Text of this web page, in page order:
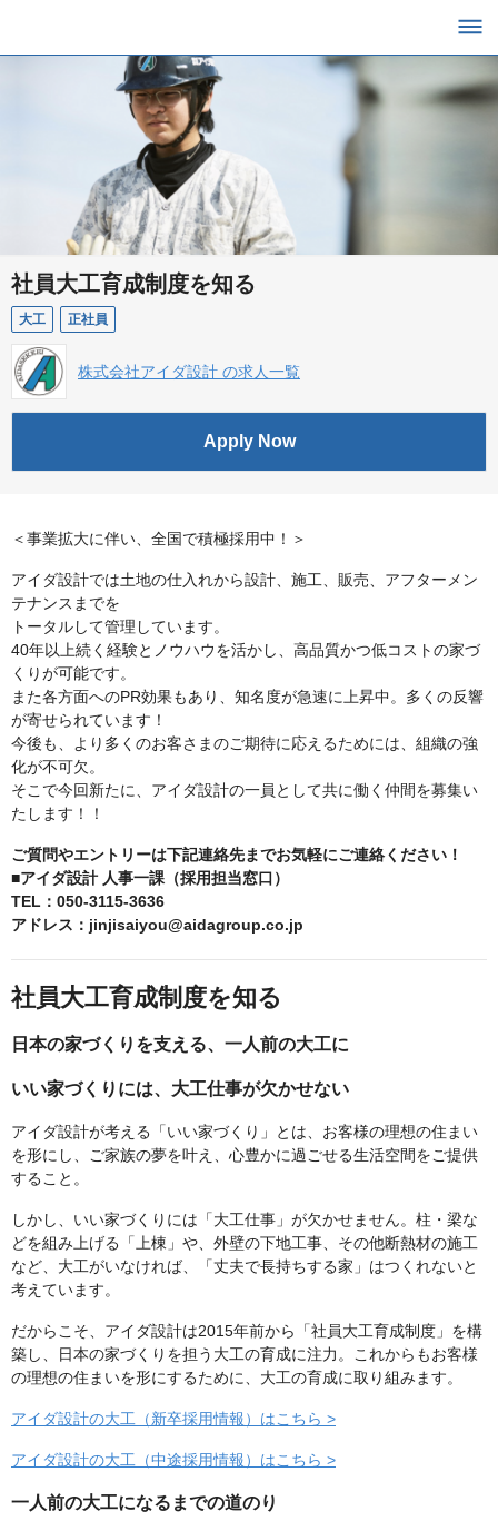
社員大工育成制度を知る
大工 正社員
株式会社アイダ設計 の求人一覧
Apply Now
＜事業拡大に伴い、全国で積極採用中！＞
アイダ設計では土地の仕入れから設計、施工、販売、アフターメン
テナンスまでを
トータルして管理しています。
40年以上続く経験とノウハウを活かし、高品質かつ低コストの家づ
くりが可能です。
また各方面へのPR効果もあり、知名度が急速に上昇中。多くの反響
が寄せられています！
今後も、より多くのお客さまのご期待に応えるためには、組織の強
化が不可欠。
そこで今回新たに、アイダ設計の一員として共に働く仲間を募集い
たします！！
ご質問やエントリーは下記連絡先までお気軽にご連絡ください！
■アイダ設計 人事一課（採用担当窓口）
TEL：050-3115-3636
アドレス：jinjisaiyou@aidagroup.co.jp
社員大工育成制度を知る
日本の家づくりを支える、一人前の大工に
いい家づくりには、大工仕事が欠かせない
アイダ設計が考える「いい家づくり」とは、お客様の理想の住まい
を形にし、ご家族の夢を叶え、心豊かに過ごせる生活空間をご提供
すること。
しかし、いい家づくりには「大工仕事」が欠かせません。柱・梁な
どを組み上げる「上棟」や、外壁の下地工事、その他断熱材の施工
など、大工がいなければ、「丈夫で長持ちする家」はつくれないと
考えています。
だからこそ、アイダ設計は2015年前から「社員大工育成制度」を構
築し、日本の家づくりを担う大工の育成に注力。これからもお客様
の理想の住まいを形にするために、大工の育成に取り組みます。
アイダ設計の大工（新卒採用情報）はこちら >
アイダ設計の大工（中途採用情報）はこちら >
一人前の大工になるまでの道のり